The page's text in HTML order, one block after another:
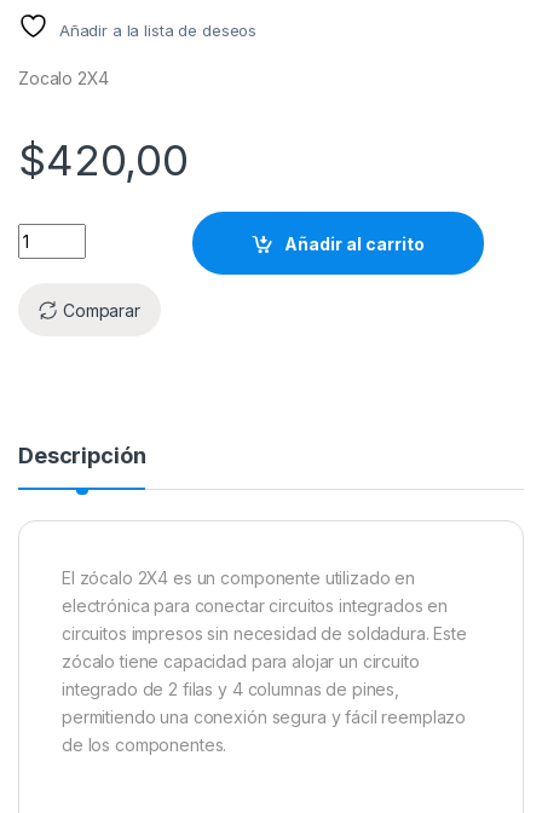
Añadir a la lista de deseos
Zocalo 2X4
$420,00
Añadir al carrito
Comparar
Descripción
El zócalo 2X4 es un componente utilizado en
electrónica para conectar circuitos integrados en
circuitos impresos sin necesidad de soldadura. Este
zócalo tiene capacidad para alojar un circuito
integrado de 2 filas y 4 columnas de pines,
permitiendo una conexión segura y fácil reemplazo
de los componentes.